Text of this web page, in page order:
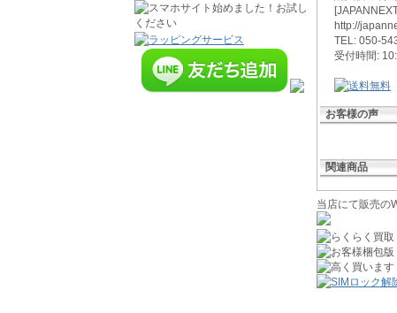
http://
TEL: 050-
受付時間:
お客様の声
関連商品
当店にて販売の